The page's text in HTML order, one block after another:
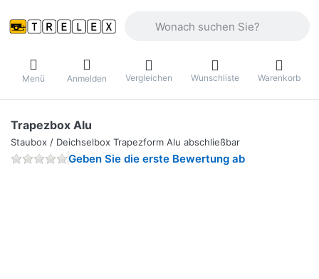
Menü Anmelden Vergleichen Wunschliste Warenkorb
Trapezbox Alu
Staubox / Deichselbox Trapezform Alu abschließbar
Geben Sie die erste Bewertung ab